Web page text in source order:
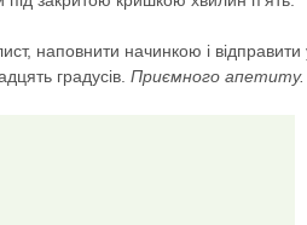
наповнити начинкою і відправити
градусів. Приємного апетиту.